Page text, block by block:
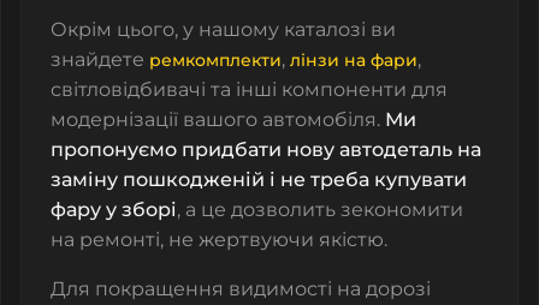
Окрім цього, у нашому каталозі ви
знайдете ремкомплекти, лінзи на фари,
світловідбивачі та інші компоненти для
модернізації вашого автомобіля. Ми
пропонуємо придбати нову автодеталь на
заміну пошкодженій і не треба купувати
фару у зборі, а це дозволить зекономити
на ремонті, не жертвуючи якістю.
Для покращення видимості на дорозі